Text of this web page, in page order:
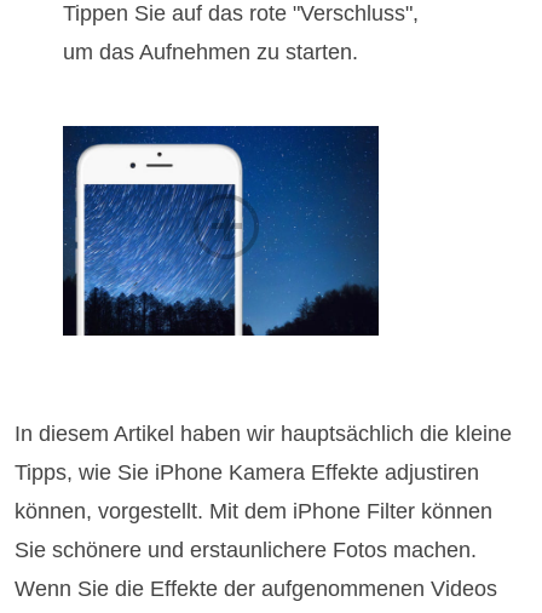
Tippen Sie auf das rote "Verschluss",
um das Aufnehmen zu starten.
In diesem Artikel haben wir hauptsächlich die kleine
Tipps, wie Sie iPhone Kamera Effekte adjustiren
können, vorgestellt. Mit dem iPhone Filter können
Sie schönere und erstaunlichere Fotos machen.
Wenn Sie die Effekte der aufgenommenen Videos